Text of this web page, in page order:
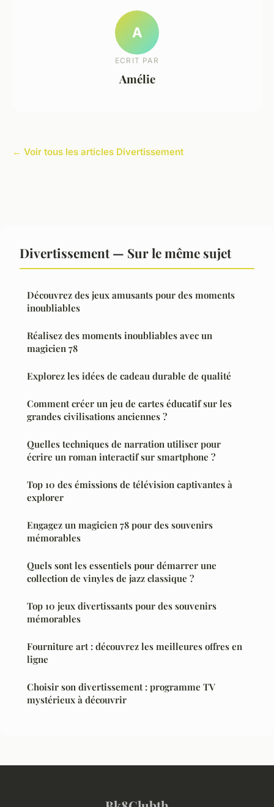
A
ECRIT PAR
Amélie
← Voir tous les articles Divertissement
Divertissement — Sur le même sujet
Découvrez des jeux amusants pour des moments
inoubliables
Réalisez des moments inoubliables avec un
magicien 78
Explorez les idées de cadeau durable de qualité
Comment créer un jeu de cartes éducatif sur les
grandes civilisations anciennes ?
Quelles techniques de narration utiliser pour
écrire un roman interactif sur smartphone ?
Top 10 des émissions de télévision captivantes à
explorer
Engagez un magicien 78 pour des souvenirs
mémorables
Quels sont les essentiels pour démarrer une
collection de vinyles de jazz classique ?
Top 10 jeux divertissants pour des souvenirs
mémorables
Fourniture art : découvrez les meilleures offres en
ligne
Choisir son divertissement : programme TV
mystérieux à découvrir